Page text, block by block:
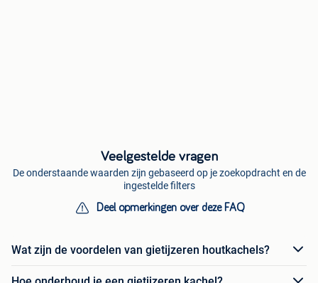
Veelgestelde vragen
De onderstaande waarden zijn gebaseerd op je zoekopdracht en de
ingestelde filters
Deel opmerkingen over deze FAQ
Wat zijn de voordelen van gietijzeren houtkachels?